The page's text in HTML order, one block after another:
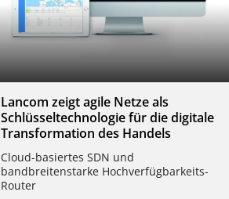
Lancom zeigt agile Netze als
Schlüsseltechnologie für die digitale
Transformation des Handels
Cloud-basiertes SDN und
bandbreitenstarke Hochverfügbarkeits-
Router